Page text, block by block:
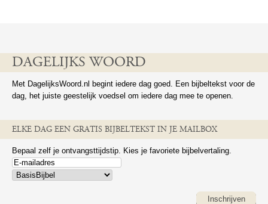
DAGELIJKS WOORD
Met DagelijksWoord.nl begint iedere dag goed. Een bijbeltekst voor de
dag, het juiste geestelijk voedsel om iedere dag mee te openen.
ELKE DAG EEN GRATIS BIJBELTEKST IN JE MAILBOX
Bepaal zelf je ontvangsttijdstip. Kies je favoriete bijbelvertaling.
Inschrijven